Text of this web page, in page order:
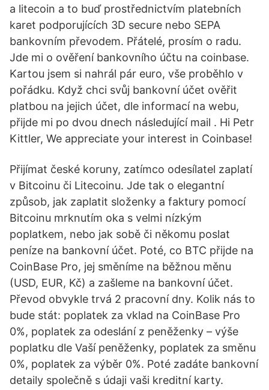
a litecoin a to buď prostřednictvím platebních
karet podporujících 3D secure nebo SEPA
bankovním převodem. Přátelé, prosím o radu.
Jde mi o ověření bankovního účtu na coinbase.
Kartou jsem si nahrál pár euro, vše proběhlo v
pořádku. Když chci svůj bankovní účet ověřit
platbou na jejich účet, dle informací na webu,
přijde mi po dvou dnech následující mail . Hi Petr
Kittler, We appreciate your interest in Coinbase!
Přijímat české koruny, zatímco odesílatel zaplatí
v Bitcoinu či Litecoinu. Jde tak o elegantní
způsob, jak zaplatit složenky a faktury pomocí
Bitcoinu mrknutím oka s velmi nízkým
poplatkem, nebo jak sobě či někomu poslat
peníze na bankovní účet. Poté, co BTC přijde na
CoinBase Pro, jej směníme na běžnou měnu
(USD, EUR, Kč) a zašleme na bankovní účet.
Převod obvykle trvá 2 pracovní dny. Kolik nás to
bude stát: poplatek za vklad na CoinBase Pro
0%, poplatek za odeslání z peněženky – výše
poplatku dle Vaší peněženky, poplatek za směnu
0%, poplatek za výběr 0%. Poté zadáte bankovní
detaily společně s údaji vaši kreditní karty.